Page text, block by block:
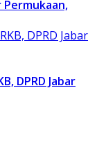
Permukaan,
DPRD Jabar